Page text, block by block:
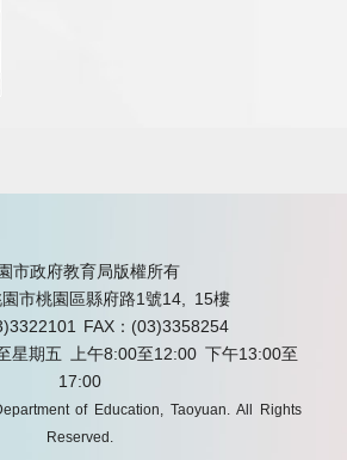
市政府教育局版權所有
市桃園區縣府路1號14, 15樓
FAX：(03)3358254
星期五 上午8:00至12:00 下午13:00至
17:00
of Education, Taoyuan. All Rights
Reserved.